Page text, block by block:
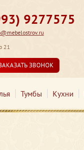
9277575
21
ЗВОНОК
Тумбы Кухни